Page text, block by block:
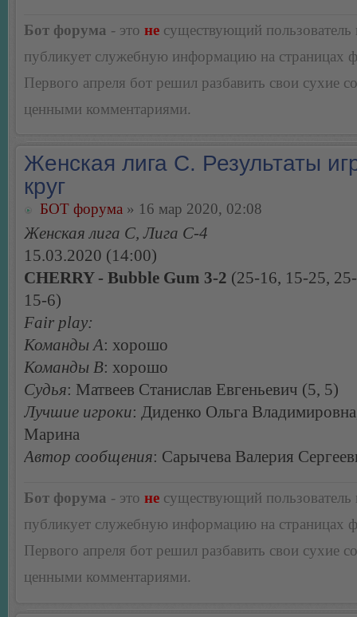
Бот форума - это не существующий пользователь
публикует служебную информацию на страницах
Первого апреля бот решил разбавить свои сухие
ценными комментариями.
Женская лига С. Результаты
круг
БОТ форума » 16 мар 2020, 02:08
Женская лига С, Лига С-4
15.03.2020 (14:00)
CHERRY - Bubble Gum 3-2 (25-16, 15-25,
15-6)
Fair play:
Команды А: хорошо
Команды В: хорошо
Судья: Матвеев Станислав Евгеньевич (5, 5)
Лучшие игроки: Диденко Ольга
Марина
Автор сообщения: Сарычева Валерия
Бот форума - это не существующий пользователь
публикует служебную информацию на страницах
Первого апреля бот решил разбавить свои сухие
ценными комментариями.